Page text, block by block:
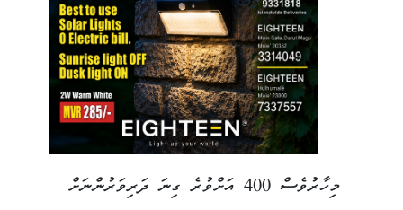
މިހާރުވެސް 400 އަށްވުރެ ގިނަ ދަރިވަރުންނަށް